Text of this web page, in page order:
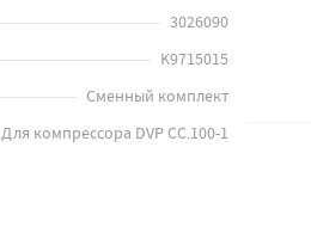
3026090
K9715015
Сменный комплект
Для компрессора DVP CC.100-1